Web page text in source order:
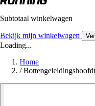
Subtotaal winkelwagen
Bekijk mijn winkelwagen
Loading...
Home
/